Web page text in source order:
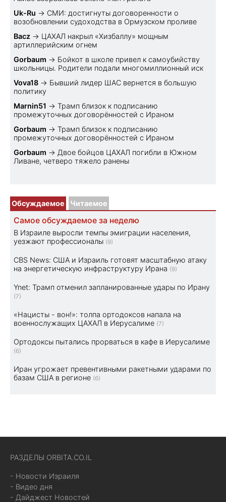
Uk-Ru → СМИ: достигнуты договоренности о
возобновлении судоходства в Ормузском проливе
Bacz → ЦАХАЛ накрыл «Хизбаллу» мощным
артиллерийским огнем
Gorbaum → Бойкот в школе привел к самоубийству
школьницы. Родители подали многомиллионный иск
Vova18 → Бывший лидер ШАС вернется в большую
политику
Marnin51 → Трамп близок к подписанию
промежуточных договорённостей с Ираном
Gorbaum → Трамп близок к подписанию
промежуточных договорённостей с Ираном
Gorbaum → Двое бойцов ЦАХАЛ погибли в Южном
Ливане, четверо тяжело ранены
Обсуждаемое Читаемое
Самое обсуждаемое за неделю
В Израиле выросли темпы эмиграции населения,
уезжают профессионалы (9)
CBS News: США и Израиль готовят масштабную атаку
на энергетическую инфраструктуру Ирана (9)
Ynet: Трамп отменил запланированные удары по Ирану
(7)
«Нацисты - вон!»: толпа ортодоксов напала на
военнослужащих ЦАХАЛ в Иерусалиме (7)
Ортодоксы пытались прорваться в кафе в Иерусалиме
(6)
Иран угрожает превентивными ракетными ударами по
базам США в регионе (6)
РАЗДЕЛЫ ORBITA.CO.IL
- Новости Израиля
- Видео дня
- Дайджест Новостей